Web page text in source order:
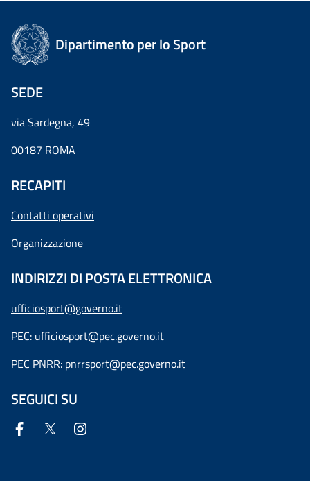
Dipartimento per lo Sport
SEDE
via Sardegna, 49
00187 ROMA
RECAPITI
Contatti operativi
Organizzazione
INDIRIZZI DI POSTA ELETTRONICA
ufficiosport@governo.it
PEC: ufficiosport@pec.governo.it
PEC PNRR: pnrrsport@pec.governo.it
SEGUICI SU